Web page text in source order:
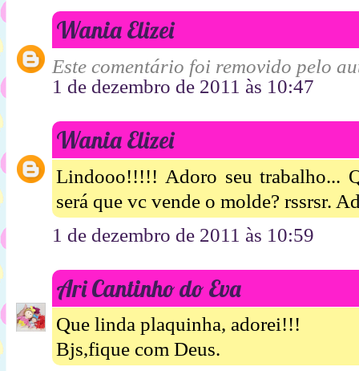
Wania Elizei
Este comentário foi removido pelo
1 de dezembro de 2011 às 10:47
Wania Elizei
Lindooo!!!!! Adoro seu trabalho...
será que vc vende o molde? rssrsr.
1 de dezembro de 2011 às 10:59
Ari Cantinho do Eva
Que linda plaquinha, adorei!!!
Bjs,fique com Deus.